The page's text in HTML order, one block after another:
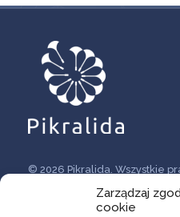
Zarządzaj
cookie
© 2026 Pikralida. Wszystkie